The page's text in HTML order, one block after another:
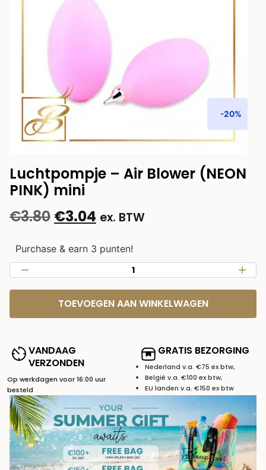
-20%
Luchtpompje – Air Blower (NEON
PINK) mini
€3.80 €3.04 ex. BTW
Purchase & earn 3 punten!
TOEVOEGEN AAN WINKELWAGEN
VANDAAG
VERZONDEN
Op werkdagen voor 16:00 uur
besteld
GRATIS BEZORGING
Nederland v.a. €75 ex btw,
België v.a. €100 ex btw,
EU landen v.a. €150 ex btw